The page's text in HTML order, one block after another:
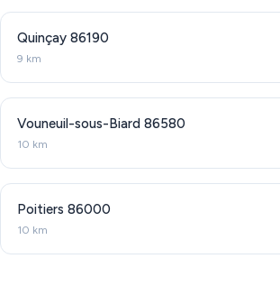
Quinçay 86190
9 km
Vouneuil-sous-Biard 86580
10 km
Poitiers 86000
10 km